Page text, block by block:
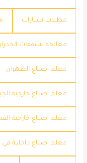
مظلات سيارات
معالجة تشققات
معلم اصباغ الظهران
معلم اصباغ خارجية
معلم اصباغ خارجية
معلم اصباغ داخلية في